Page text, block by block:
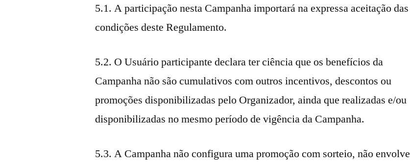
5.1. A participação nesta Campanha importará na expressa aceitação das
condições deste Regulamento.
5.2. O Usuário participante declara ter ciência que os benefícios da
Campanha não são cumulativos com outros incentivos, descontos ou
promoções disponibilizadas pelo Organizador, ainda que realizadas e/ou
disponibilizadas no mesmo período de vigência da Campanha.
5.3. A Campanha não configura uma promoção com sorteio, não envolve